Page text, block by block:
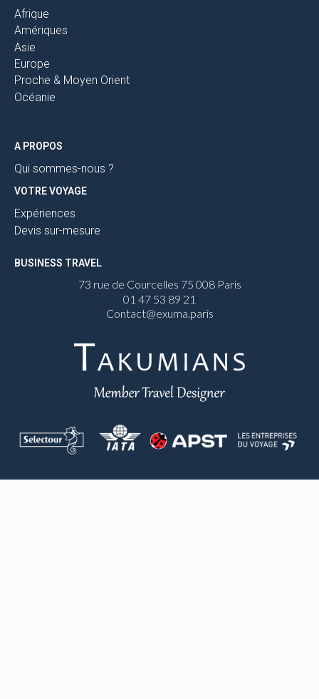
Afrique
Amériques
Asie
Europe
Proche & Moyen Orient
Océanie
A PROPOS
Qui sommes-nous ?
VOTRE VOYAGE
Expériences
Devis sur-mesure
BUSINESS TRAVEL
73 rue de Courcelles 75 008 Paris
01 47 53 89 21
Contact@exuma.paris